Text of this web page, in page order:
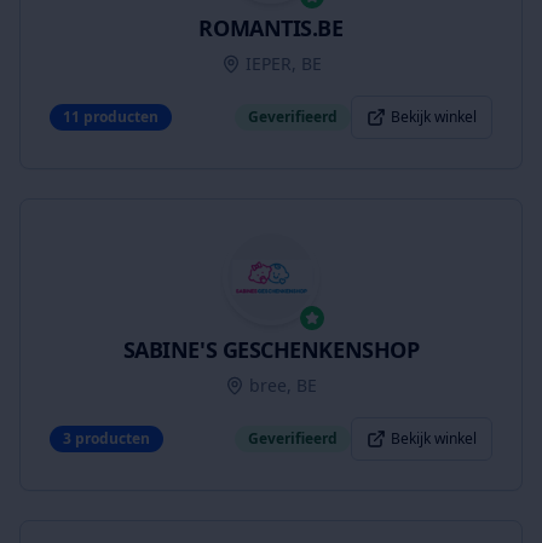
ROMANTIS.BE
IEPER, BE
11 producten Geverifieerd Bekijk winkel
SABINE'S GESCHENKENSHOP
bree, BE
3 producten Geverifieerd Bekijk winkel